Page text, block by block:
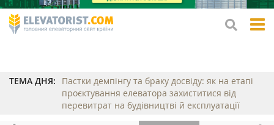
ТЕМА ДНЯ:
Пастки демпінгу та браку досвіду: як на етапі
проєктування елеватора захиститися від
перевитрат на будівництві й експлуатації